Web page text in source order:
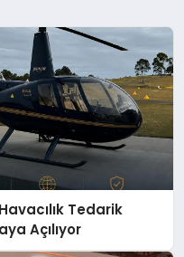
Tedarik
Açılıyor